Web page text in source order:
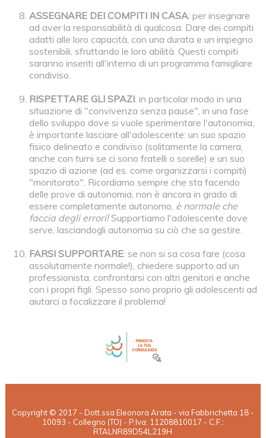
ASSEGNARE DEI COMPITI IN CASA: per insegnare
ad aver la responsabilità di qualcosa. Dare dei compiti
adatti alle loro capacità, con una durata e un impegno
sostenibili, sfruttando le loro abilità. Questi compiti
saranno inseriti all'interno di un programma famigliare
condiviso.
RISPETTARE GLI SPAZI: in particolar modo in una
situazione di "convivenza senza pause", in una fase
dello sviluppo dove si vuole sperimentare l'autonomia,
è importante lasciare all'adolescente: un suo spazio
fisico delineato e condiviso (solitamente la camera,
anche con turni se ci sono fratelli o sorelle) e un suo
spazio di azione (ad es. come organizzarsi i compiti)
"monitorato". Ricordiamo sempre che sta facendo
delle prove di autonomia, non è ancora in grado di
essere completamente autonomo, è normale che
faccia degli errori!Supportiamo l'adolescente dove
serve, lasciandogli autonomia su ciò che sa gestire.
FARSI SUPPORTARE: se non si sa cosa fare (cosa
assolutamente normale!), chiedere supporto ad un
professionista, confrontarsi con altri genitori e anche
con i propri figli. Spesso sono proprio gli adolescenti ad
aiutarci a focalizzare il problema!
Copyright © 2017 - Dott.ssa Eleonora Arata - via Fabbrichetta 18 -
10093 - Collegno (TO) - P.Iva: 11208810017 - C.F.:
RTALNR89D54L219H